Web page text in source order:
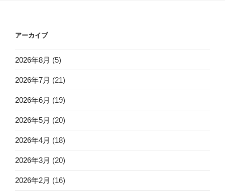
アーカイブ
2026年8月 (5)
2026年7月 (21)
2026年6月 (19)
2026年5月 (20)
2026年4月 (18)
2026年3月 (20)
2026年2月 (16)